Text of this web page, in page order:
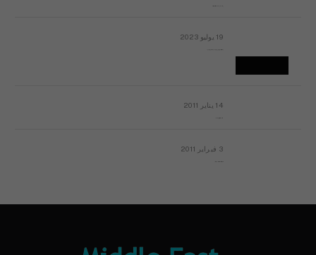
19 يوليو 2023
14 يناير 2011
3 فبراير 2011